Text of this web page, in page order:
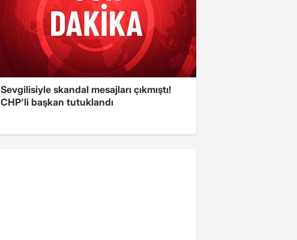
Sevgilisiyle skandal mesajları çıkmıştı!
CHP'li başkan tutuklandı